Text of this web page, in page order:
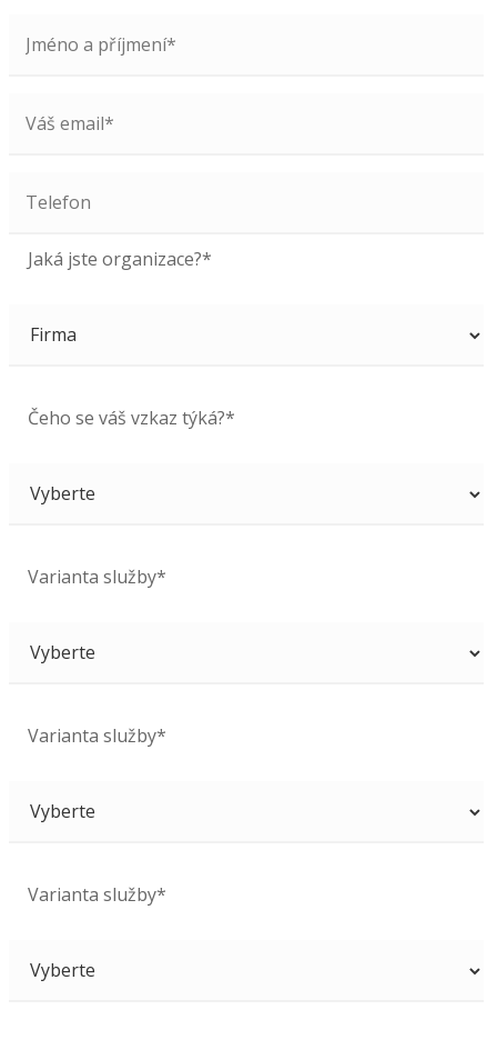
Jaká jste organizace?*
Čeho se váš vzkaz týká?*
Varianta služby*
Varianta služby*
Varianta služby*